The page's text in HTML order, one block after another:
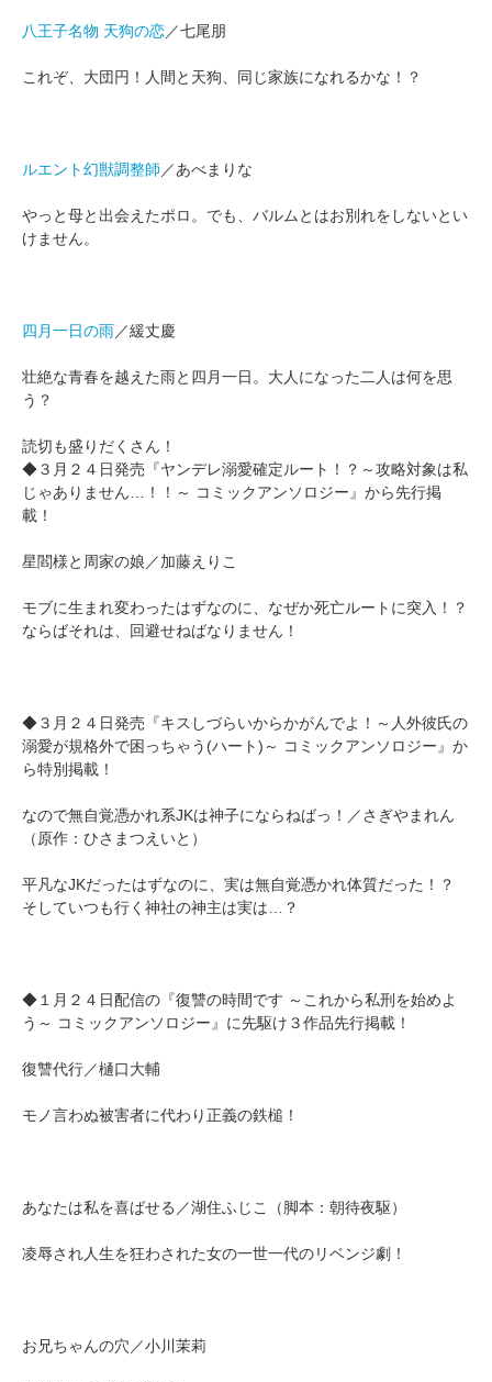
八王子名物 天狗の恋／七尾朋
これぞ、大団円！人間と天狗、同じ家族になれるかな！？
ルエント幻獣調整師 ／あべまりな
やっと母と出会えたポロ。でも、バルムとはお別れをしないとい
けません。
四月一日の雨／緩丈慶
壮絶な青春を越えた雨と四月一日。大人になった二人は何を思
う？
読切も盛りだくさん！
◆３月２４日発売『ヤンデレ溺愛確定ルート！？～攻略対象は私
じゃありません…！！～ コミックアンソロジー』から先行掲
載！
星閻様と周家の娘／加藤えりこ
モブに生まれ変わったはずなのに、なぜか死亡ルートに突入！？
ならばそれは、回避せねばなりません！
◆３月２４日発売『キスしづらいからかがんでよ！～人外彼氏の
溺愛が規格外で困っちゃう(ハート)～ コミックアンソロジー』か
ら特別掲載！
なので無自覚憑かれ系JKは神子にならねばっ！／さぎやまれん
（原作：ひさまつえいと）
平凡なJKだったはずなのに、実は無自覚憑かれ体質だった！？
そしていつも行く神社の神主は実は…？
◆１月２４日配信の『復讐の時間です ～これから私刑を始めよ
う～ コミックアンソロジー』に先駆け３作品先行掲載！
復讐代行／樋口大輔
モノ言わぬ被害者に代わり正義の鉄槌！
あなたは私を喜ばせる／湖住ふじこ（脚本：朝待夜駆）
凌辱され人生を狂わされた女の一世一代のリベンジ劇！
お兄ちゃんの穴／小川茉莉